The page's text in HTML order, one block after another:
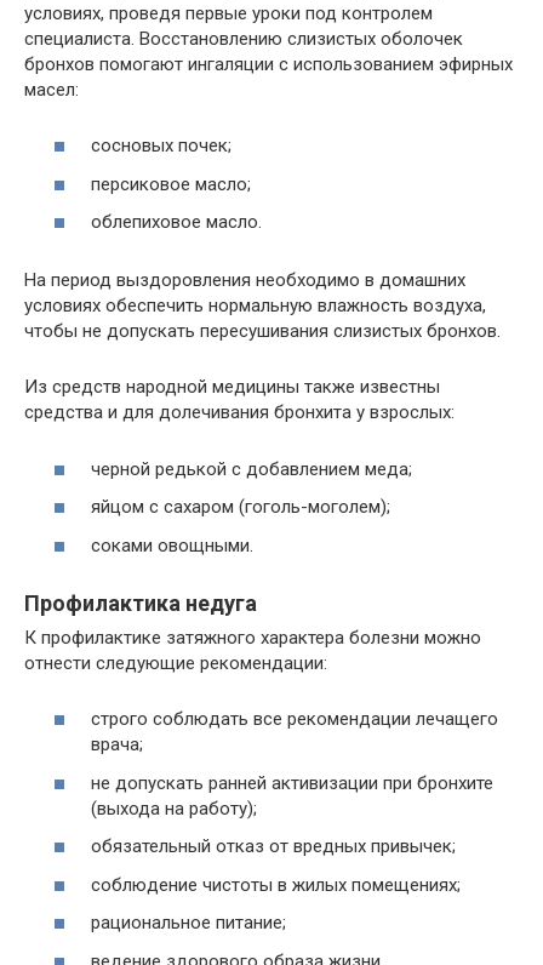
условиях, проведя первые уроки под контролем
специалиста. Восстановлению слизистых оболочек
бронхов помогают ингаляции с использованием эфирных
масел:
сосновых почек;
персиковое масло;
облепиховое масло.
На период выздоровления необходимо в домашних
условиях обеспечить нормальную влажность воздуха,
чтобы не допускать пересушивания слизистых бронхов.
Из средств народной медицины также известны
средства и для долечивания бронхита у взрослых:
черной редькой с добавлением меда;
яйцом с сахаром (гоголь-моголем);
соками овощными.
Профилактика недуга
К профилактике затяжного характера болезни можно
отнести следующие рекомендации:
строго соблюдать все рекомендации лечащего
врача;
не допускать ранней активизации при бронхите
(выхода на работу);
обязательный отказ от вредных привычек;
соблюдение чистоты в жилых помещениях;
рациональное питание;